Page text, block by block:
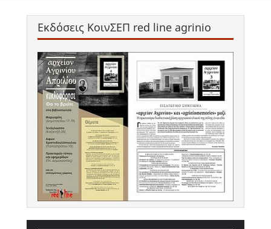
Εκδόσεις ΚοινΣΕΠ red line agrinio